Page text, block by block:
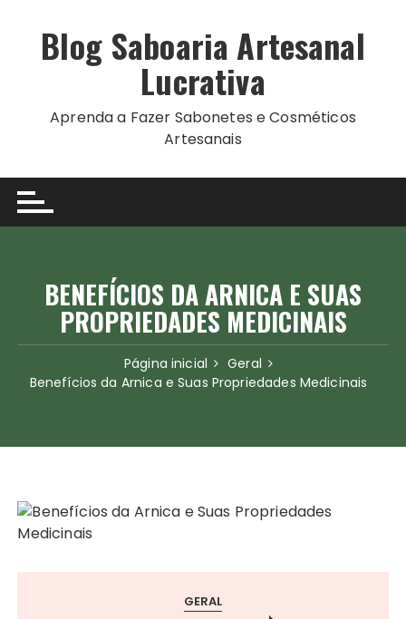
Blog Saboaria Artesanal
Lucrativa
Aprenda a Fazer Sabonetes e Cosméticos
Artesanais
BENEFÍCIOS DA ARNICA E SUAS
PROPRIEDADES MEDICINAIS
Página inicial
Geral
Benefícios da Arnica e Suas Propriedades Medicinais
GERAL